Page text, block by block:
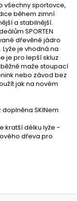
všechny sportovce,
během zimní
a stabilnější.
SPORTEN
dřevěné jádro
je vhodná na
je pro lepší skluz
maže stoupací
nebo závod bez
jak na novém
SKINem
kratší délku lyže -
dřeva pro